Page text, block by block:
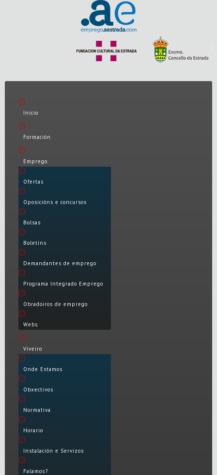
Inicio
Formación
Emprego
Ofertas
Oposicións e concursos
Bolsas
Boletíns
Demandantes de emprego
Programa Integrado Emprego
Obradoiros de emprego
Webs
Viveiro
Onde Estamos
Obxectivos
Normativa
Horario
Instalación e Servizos
Falamos?